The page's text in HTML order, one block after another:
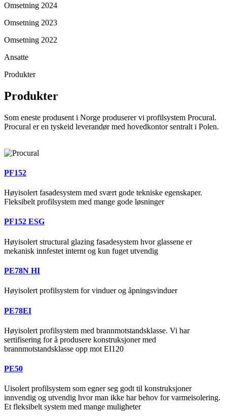
Omsetning 2024
Omsetning 2023
Omsetning 2022
Ansatte
Produkter
Produkter
Som eneste produsent i Norge produserer vi profilsystem Procural.
Procural er en tyskeid leverandør med hovedkontor sentralt i Polen.
PF152
Høyisolert fasadesystem med svært gode tekniske egenskaper.
Fleksibelt profilsystem med mange gode løsninger
PF152 ESG
Høyisolert structural glazing fasadesystem hvor glassene er
mekanisk innfestet internt og kun fuget utvendig
PE78N HI
Høyisolert profilsystem for vinduer og åpningsvinduer
PE78EI
Høyisolert profilsystem med brannmotstandsklasse. Vi har
sertifisering for å produsere konstruksjoner med
brannmotstandsklasse opp mot EI120
PE50
Uisolert profilsystem som egner seg godt til konstruksjoner
innvendig og utvendig hvor man ikke har behov for varmeisolering.
Et fleksibelt system med mange muligheter